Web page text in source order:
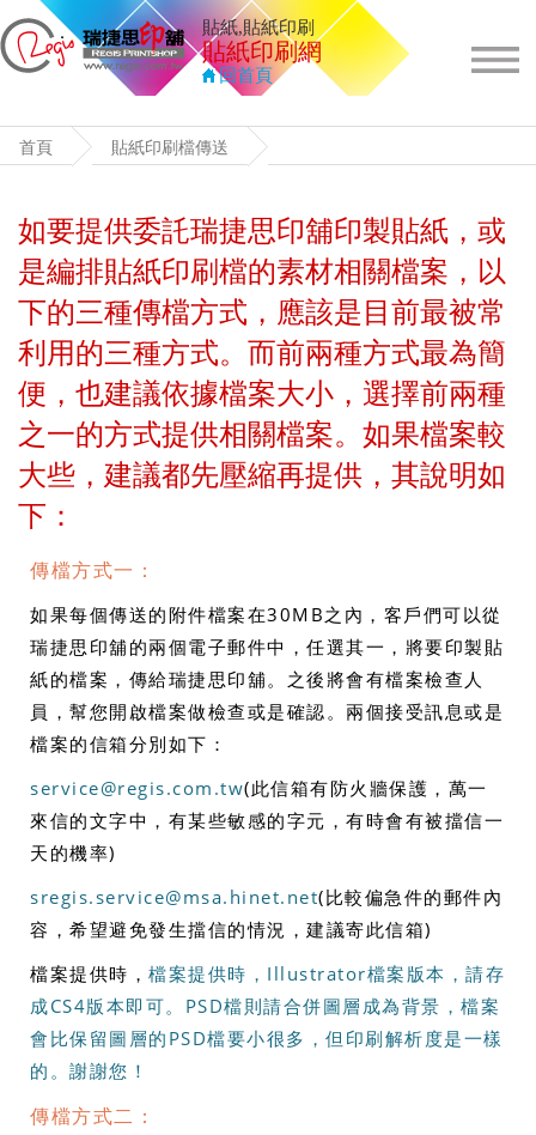
貼紙,貼紙印刷
貼紙印刷網
回首頁
首頁 貼紙印刷檔傳送
如要提供委託瑞捷思印舖印製貼紙，或
是編排貼紙印刷檔的素材相關檔案，以
下的三種傳檔方式，應該是目前最被常
利用的三種方式。而前兩種方式最為簡
便，也建議依據檔案大小，選擇前兩種
之一的方式提供相關檔案。如果檔案較
大些，建議都先壓縮再提供，其說明如
下：
傳檔方式一：
如果每個傳送的附件檔案在30MB之內，客戶們可以從
瑞捷思印舖的兩個電子郵件中，任選其一，將要印製貼
紙的檔案，傳給瑞捷思印舖。之後將會有檔案檢查人
員，幫您開啟檔案做檢查或是確認。兩個接受訊息或是
檔案的信箱分別如下：
service@regis.com.tw(此信箱有防火牆保護，萬一
來信的文字中，有某些敏感的字元，有時會有被擋信一
天的機率)
sregis.service@msa.hinet.net(比較偏急件的郵件內
容，希望避免發生擋信的情況，建議寄此信箱)
檔案提供時， 檔案提供時，Illustrator檔案版本，請存
成CS4版本即可。PSD檔則請合併圖層成為背景，檔案
會比保留圖層的PSD檔要小很多，但印刷解析度是一樣
的。謝謝您！
傳檔方式二：